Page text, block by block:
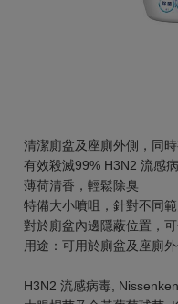
清潔廁盆及座廁外側，同
有效殺滅99% H3N2 流感
薄荷清香，輕鬆除臭
特備大小噴咀，針對不同
對於廁盆內邊隱蔽位置，
用途：可用於廁盆及座廁
H3N2 流感病毒,